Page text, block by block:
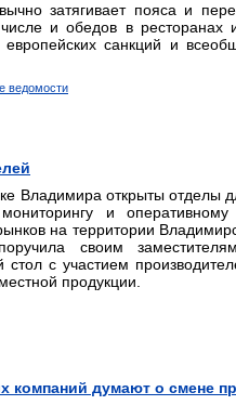
затягивает пояса и
и обедов в
санкций и
ведомости
Владимира открыты отделы
и
на территории
своим
стол с участием
продукции.
компаний думают о смене